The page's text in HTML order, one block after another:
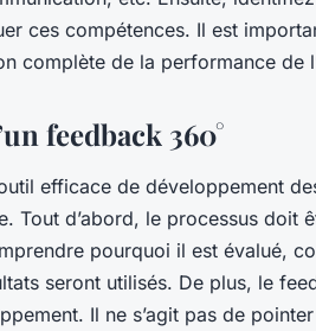
ces compétences. Il est
complète de la performance de
feedback 360°
efficace de développement
Tout d’abord, le processus doit
pourquoi il est évalué,
seront utilisés. De plus, le
Il ne s’agit pas de